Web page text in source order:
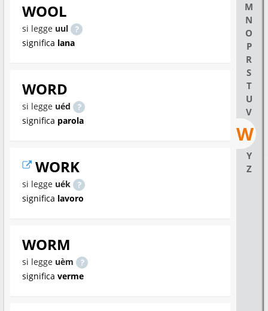
M
N
O
P
R
S
T
U
V
W
Y
Z
WOOL
si legge uul
significa lana
WORD
si legge uéd
significa parola
WORK
si legge uék
significa lavoro
WORM
si legge uèm
significa verme